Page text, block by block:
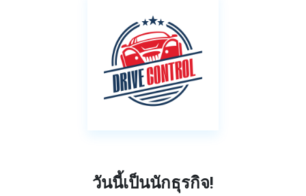
วันนี้เป็นนักธุรกิจ!